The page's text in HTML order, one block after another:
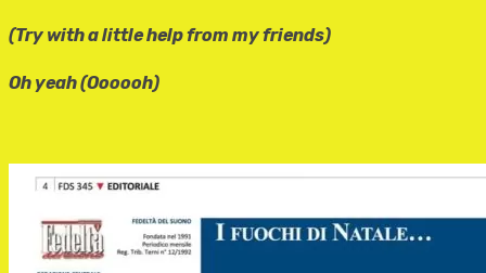
(Try with a little help from my friends)
Oh yeah (Oooooh)